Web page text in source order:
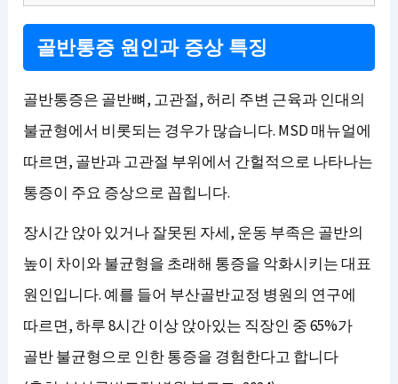
골반통증 원인과 증상 특징
골반통증은 골반뼈, 고관절, 허리 주변 근육과 인대의
불균형에서 비롯되는 경우가 많습니다. MSD 매뉴얼에
따르면, 골반과 고관절 부위에서 간헐적으로 나타나는
통증이 주요 증상으로 꼽힙니다.
장시간 앉아 있거나 잘못된 자세, 운동 부족은 골반의
높이 차이와 불균형을 초래해 통증을 악화시키는 대표
원인입니다. 예를 들어 부산골반교정 병원의 연구에
따르면, 하루 8시간 이상 앉아있는 직장인 중 65%가
골반 불균형으로 인한 통증을 경험한다고 합니다